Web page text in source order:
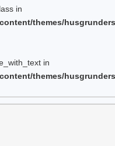
in
themes/
in
themes/